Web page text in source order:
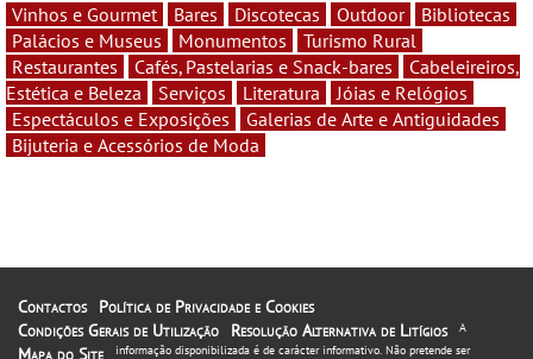
Vinhos e Gourmet Bares Discotecas Outdoor
Bibliotecas
Palácios e Museus
Monumentos
Turismo Rural
Restaurantes
Cafés, Pastelarias e Snack-bares
Cabeleireiros,
Estética e Beleza
Serviços Literatura
Jóias e Relógios
Espectáculos e Exposições
Galerias de Arte e Antiguidades
Bijuteria e Acessórios de Moda
Contactos
Política de Privacidade e Cookies
Condições Gerais de Utilização
Resolução Alternativa de Litígios
Mapa do Site
A
informação disponibilizada é de carácter informativo. Não pretende ser